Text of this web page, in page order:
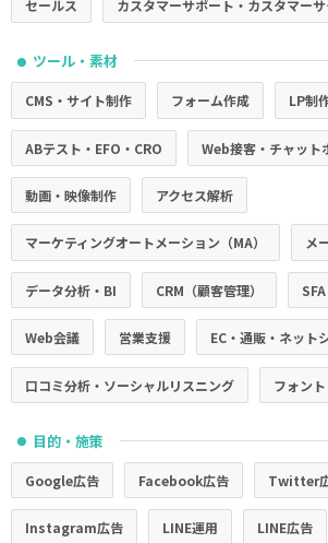
セールス カスタマーサポート・カスタマー
● ツール・素材
CMS・サイト制作 フォーム作成 LP制
ABテスト・EFO・CRO Web接客・チャット
動画・映像制作 アクセス解析
マーケティングオートメーション（MA） メ
データ分析・BI CRM（顧客管理）
Web会議 営業支援 EC・通販・ネット
口コミ分析・ソーシャルリスニング フォント
● 目的・施策
Google広告 Facebook広告 Twitter
Instagram広告 LINE運用 LINE広告